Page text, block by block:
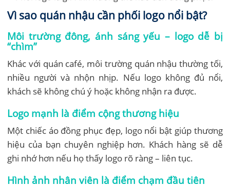
Vì sao quán nhậu cần phối logo nổi bật?
Môi trường đông, ánh sáng yếu – logo dễ bị
“chìm”
Khác với quán café, môi trường quán nhậu thường tối,
nhiều người và nhộn nhịp. Nếu logo không đủ nổi,
khách sẽ không chú ý hoặc không nhận ra được.
Logo mạnh là điểm cộng thương hiệu
Một chiếc áo đồng phục đẹp, logo nổi bật giúp thương
hiệu của bạn chuyên nghiệp hơn. Khách hàng sẽ dễ
ghi nhớ hơn nếu họ thấy logo rõ ràng – liên tục.
Hình ảnh nhân viên là điểm chạm đầu tiên